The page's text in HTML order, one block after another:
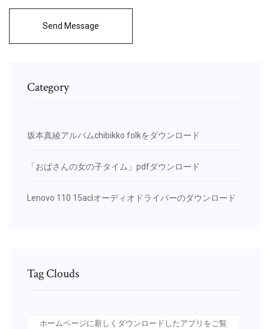
Send Message
Category
坂本真綾アルバムchibikko folkをダウンロード
「おばさんの女の子タイム」pdfダウンロード
Lenovo 110 15aclオーディオドライバーのダウンロード
Tag Clouds
ホームページに新しくダウンロードしたアプリをご覧